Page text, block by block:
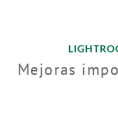
Mejoras